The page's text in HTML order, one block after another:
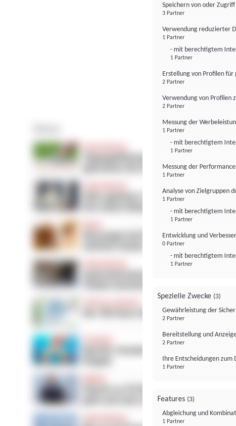
Speichern von oder
3 Partner
Verwendung reduzierter
1 Partner
- mit berechtigtem
1 Partner
Erstellung von Profilen
2 Partner
Verwendung von Profilen
2 Partner
Messung der
1 Partner
- mit berechtigtem
1 Partner
Messung der
1 Partner
Analyse von Zielgruppen
1 Partner
- mit berechtigtem
1 Partner
Entwicklung und
0 Partner
- mit berechtigtem
1 Partner
Spezielle Zwecke (3)
Gewährleistung der
2 Partner
Bereitstellung und
2 Partner
Ihre Entscheidungen
1 Partner
Features (3)
Abgleichung und
1 Partner